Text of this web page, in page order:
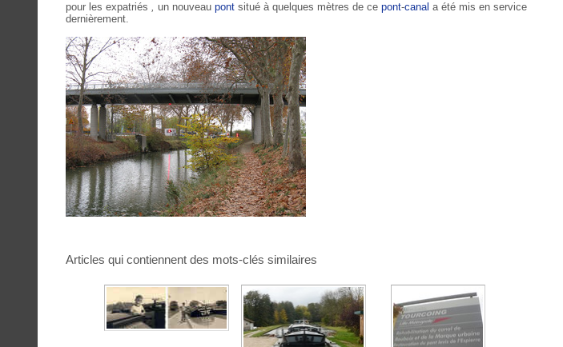
pour les expatriés , un nouveau pont situé à quelques mètres de ce pont-canal a été mis en service
dernièrement.
Articles qui contiennent des mots-clés similaires